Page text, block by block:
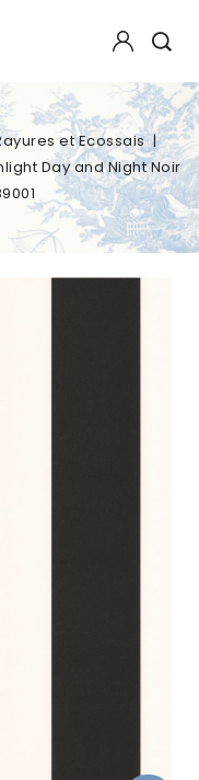
et Ecossais
Day and Night Noir